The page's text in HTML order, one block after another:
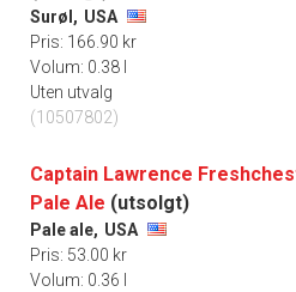
Surøl, USA
Pris: 166.90 kr
Volum: 0.38 l
Uten utvalg
(10507802)
Captain Lawrence
Pale Ale (utsolgt)
Pale ale, USA
Pris: 53.00 kr
Volum: 0.36 l